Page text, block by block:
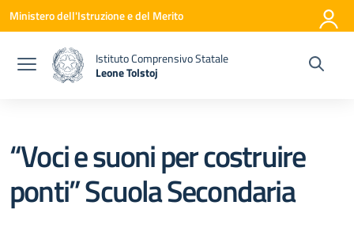
Vai ai contenuti
Vai al menu di navigazione
Vai al footer
Ministero dell'Istruzione e del Merito
Istituto Comprensivo Statale
Leone Tolstoj
“Voci e suoni per costruire
ponti” Scuola Secondaria